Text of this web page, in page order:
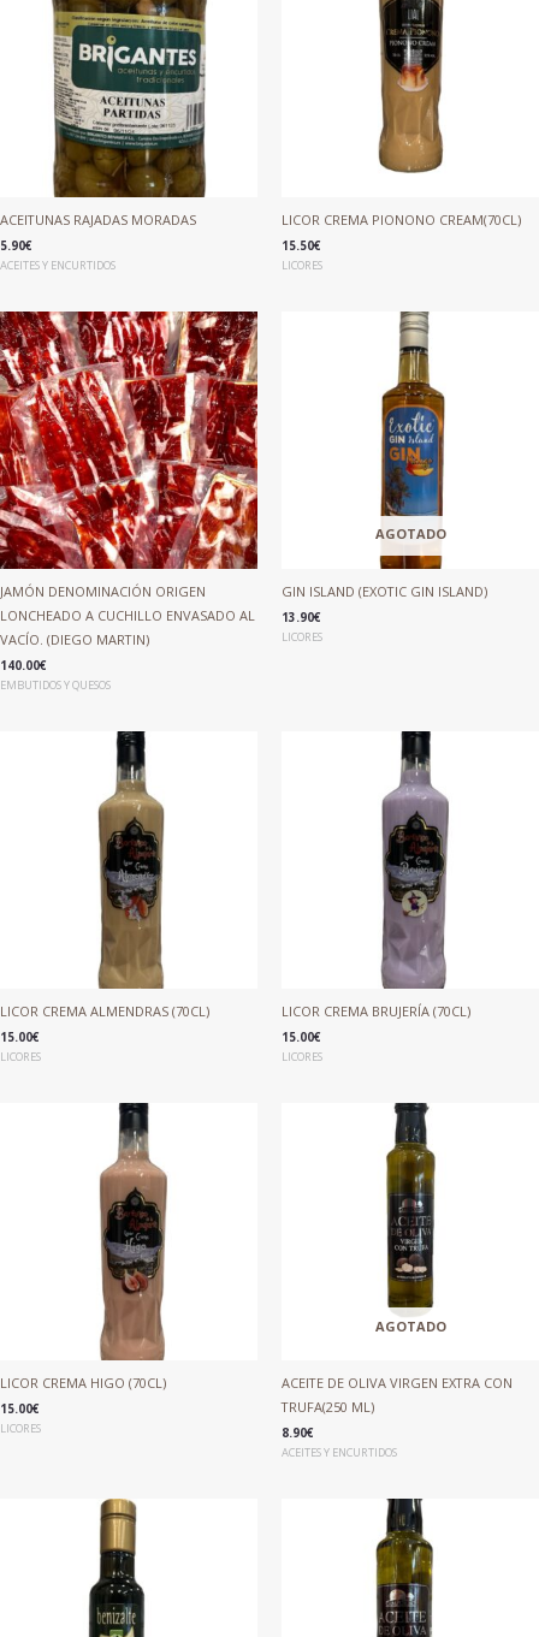
ACEITUNAS RAJADAS MORADAS
5.90€
ACEITES Y ENCURTIDOS
LICOR CREMA PIONONO CREAM(70CL)
15.50€
LICORES
JAMÓN DENOMINACIÓN ORIGEN
LONCHEADO A CUCHILLO ENVASADO AL
VACÍO. (DIEGO MARTIN)
140.00€
EMBUTIDOS Y QUESOS
AGOTADO
GIN ISLAND (EXOTIC GIN ISLAND)
13.90€
LICORES
LICOR CREMA ALMENDRAS (70CL)
15.00€
LICORES
LICOR CREMA BRUJERÍA (70CL)
15.00€
LICORES
LICOR CREMA HIGO (70CL)
15.00€
LICORES
AGOTADO
ACEITE DE OLIVA VIRGEN EXTRA CON
TRUFA(250 ML)
8.90€
ACEITES Y ENCURTIDOS